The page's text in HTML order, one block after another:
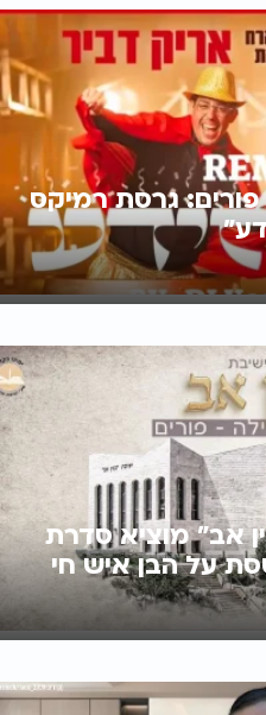
פורים: גרסת רמיקס
אב" מוציא סדרת
על הבן איש חי